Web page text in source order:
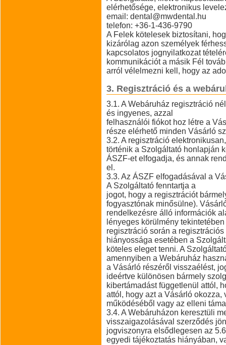
elérhetősége, elektronikus
email: dental@mwdental.hu
telefon: +36-1-436-9790
A Felek kötelesek biztosítani,
kizárólag azon személyek
kapcsolatos jognyilatkozat
kommunikációt a másik Fél
arról vélelmezni kell, hogy az
3. Regisztráció és a
3.1. A Webáruház regisztráció
és ingyenes, azzal
felhasználói fiókot hoz létre a
része elérhető minden Vásárló
3.2. A regisztráció
történik a Szolgáltató honlapján
ÁSZF-et elfogadja, és annak
el.
3.3. Az ÁSZF elfogadásával a
A Szolgáltató fenntartja a
jogot, hogy a regisztrációt
fogyasztónak minősülne).
rendelkezésre álló információk
lényeges körülmény
regisztráció során a
hiányossága esetében a
köteles eleget tenni. A
amennyiben a Webáruház
a Vásárló részéről visszaélést,
ideértve különösen bármely
kibertámadást függetlenül attól,
attól, hogy azt a Vásárló
működéséből vagy az elleni
3.4. A Webáruházon keresztüli
visszaigazolásával szerződés
jogviszonyra elsődlegesen az
egyedi tájékoztatás hiányában,